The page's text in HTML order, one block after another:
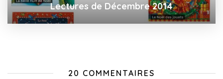
Lectures de Décembre 2014
20 COMMENTAIRES